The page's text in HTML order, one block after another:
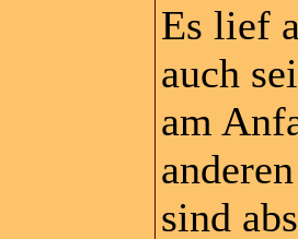
Es lief
auch
am
sind